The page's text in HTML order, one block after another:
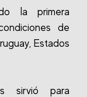
la primera
de
Estados
sirvió para